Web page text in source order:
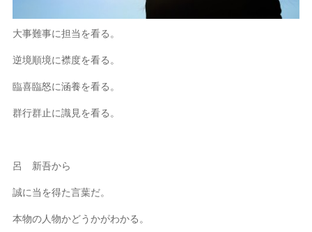
大事難事に担当を看る。
逆境順境に襟度を看る。
臨喜臨怒に涵養を看る。
群行群止に識見を看る。
呂 新吾から
誠に当を得た言葉だ。
本物の人物かどうかがわかる。